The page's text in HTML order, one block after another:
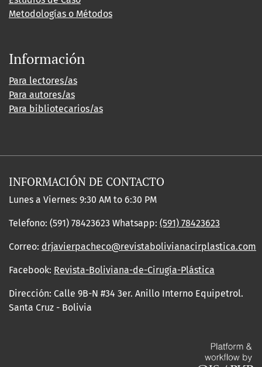
Metodologías o Métodos
Información
Para lectores/as
Para autores/as
Para bibliotecarios/as
INFORMACIÓN DE CONTACTO
Lunes a Viernes: 9:30 AM to 6:30 PM
Telefono: (591) 78423623 Whatsapp: (591) 78423623
Correo: drjavierpacheco@revistabolivianacirplastica.com
Facebook: Revista-Boliviana-de-Cirugía-Plástica
Dirección: Calle 9B-N #34 3er. Anillo Interno Equipetrol.
Santa Cruz - Bolivia